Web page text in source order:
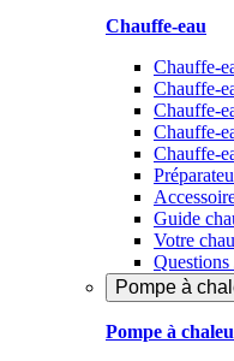
Chauffe-eau
Chauffe-
Chauffe-
Chauffe-
Chauffe-
Chauffe-
Guide
Votre
Questions
Pompe à
Pompe à